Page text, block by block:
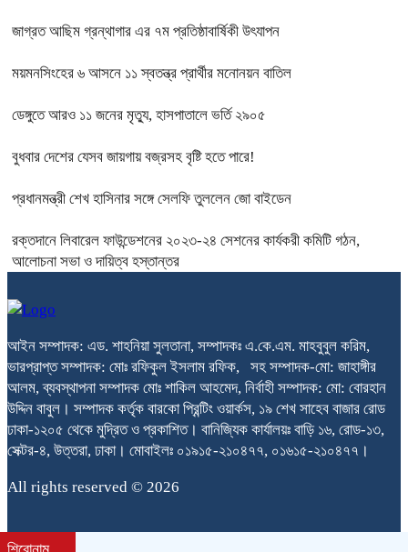
জাগ্রত আছিম গ্রন্থাগার এর ৭ম প্রতিষ্ঠাবার্ষিকী উৎযাপন
ময়মনসিংহের ৬ আসনে ১১ স্বতন্ত্র প্রার্থীর মনোনয়ন বাতিল
ডেঙ্গুতে আরও ১১ জনের মৃত্যু, হাসপাতালে ভর্তি ২৯০৫
বুধবার দেশের যেসব জায়গায় বজ্রসহ বৃষ্টি হতে পারে!
প্রধানমন্ত্রী শেখ হাসিনার সঙ্গে সেলফি তুললেন জো বাইডেন
রক্তদানে লিবারেল ফাউন্ডেশনের ২০২৩-২৪ সেশনের কার্যকরী কমিটি গঠন,
আলোচনা সভা ও দায়িত্ব হস্তান্তর
আইন সম্পাদক: এড. শাহনিয়া সুলতানা, সম্পাদকঃ এ.কে.এম. মাহবুবুল করিম,
ভারপ্রাপ্ত সম্পাদক: মোঃ রফিকুল ইসলাম রফিক, সহ সম্পাদক-মো: জাহাঙ্গীর
আলম, ব্যবস্থাপনা সম্পাদক মোঃ শাকিল আহমেদ, নির্বাহী সম্পাদক: মো: বোরহান
উদ্দিন বাবুল। সম্পাদক কর্তৃক বারকো প্রিন্টিং ওয়ার্কস, ১৯ শেখ সাহেব বাজার রোড
ঢাকা-১২০৫ থেকে মুদ্রিত ও প্রকাশিত। বানিজ্যিক কার্যালয়ঃ বাড়ি ১৬, রোড-১৩,
সেক্টর-৪, উত্তরা, ঢাকা। মোবাইলঃ ০১৯১৫-২১০৪৭৭, ০১৬১৫-২১০৪৭৭।
All rights reserved © 2026